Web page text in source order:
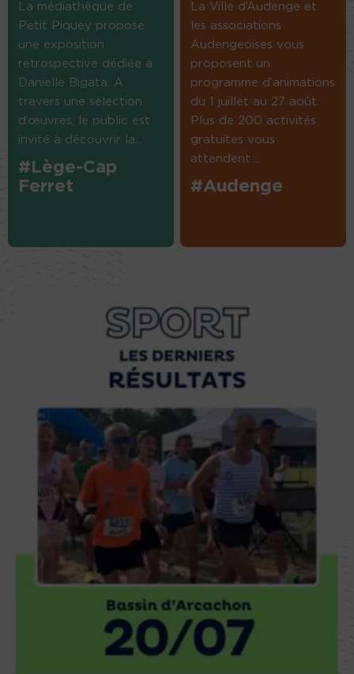
La médiathèque de
Petit Piquey propose
une exposition
rétrospective dédiée à
Danielle Bigata. A
travers une sélection
d’œuvres, le public est
invité à découvrir la...
#Lège-Cap
Ferret
La Ville d’Audenge et
les associations
Audengeoises vous
proposent un
programme d’animations
du 1 juillet au 27 août.
Plus de 200 activités
gratuites vous
attendent....
#Audenge